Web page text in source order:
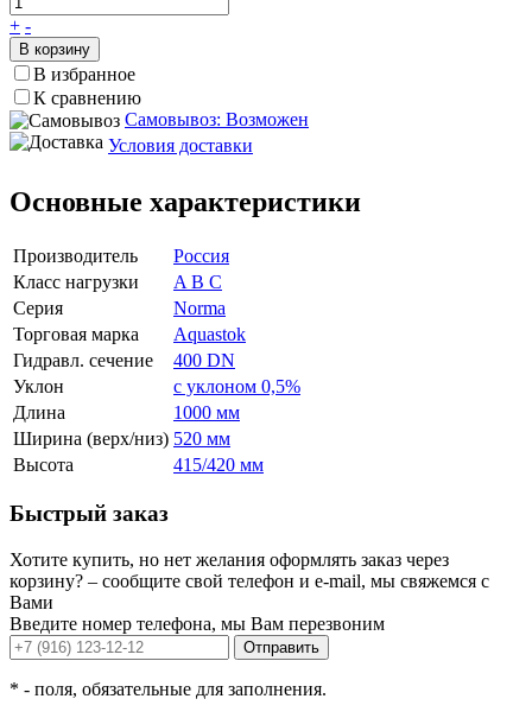
+ -
В корзину
В избранное
К сравнению
Самовывоз: Возможен
Условия доставки
Основные характеристики
Производитель
Россия
Класс нагрузки
A B C
Серия
Norma
Торговая марка
Aquastok
Гидравл. сечение
400 DN
Уклон
с уклоном 0,5%
Длина
1000 мм
Ширина (верх/низ) 520 мм
Высота
415/420 мм
Быстрый заказ
Хотите купить, но нет желания оформлять заказ через
корзину? – сообщите свой телефон и e-mail, мы свяжемся с
Вами
Введите номер телефона, мы Вам перезвоним
Отправить
* - поля, обязательные для заполнения.